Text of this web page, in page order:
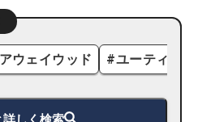
ウェイウッド #ユーティリ
詳しく検索